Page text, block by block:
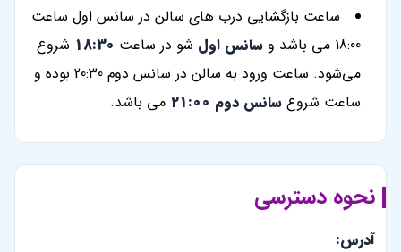
ساعت بازگشایی درب های سالن در سانس اول ساعت
18:00 می باشد و
سانس اول شو در ساعت
شروع
می‌شود. ساعت ورود به سالن در سانس دوم 20:30 بوده و
ساعت شروع سانس دوم 21:00 می باشد.
نحوه دسترسی
آدرس: